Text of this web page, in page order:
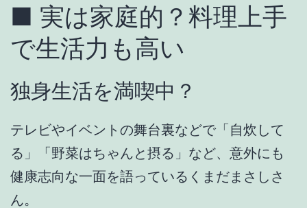
■ 実は家庭的？料理上手
で生活力も高い
独身生活を満喫中？
テレビやイベントの舞台裏などで「自炊して
る」「野菜はちゃんと摂る」 など、意外にも
健康志向な一面を語っているくまだまさし さ
ん。